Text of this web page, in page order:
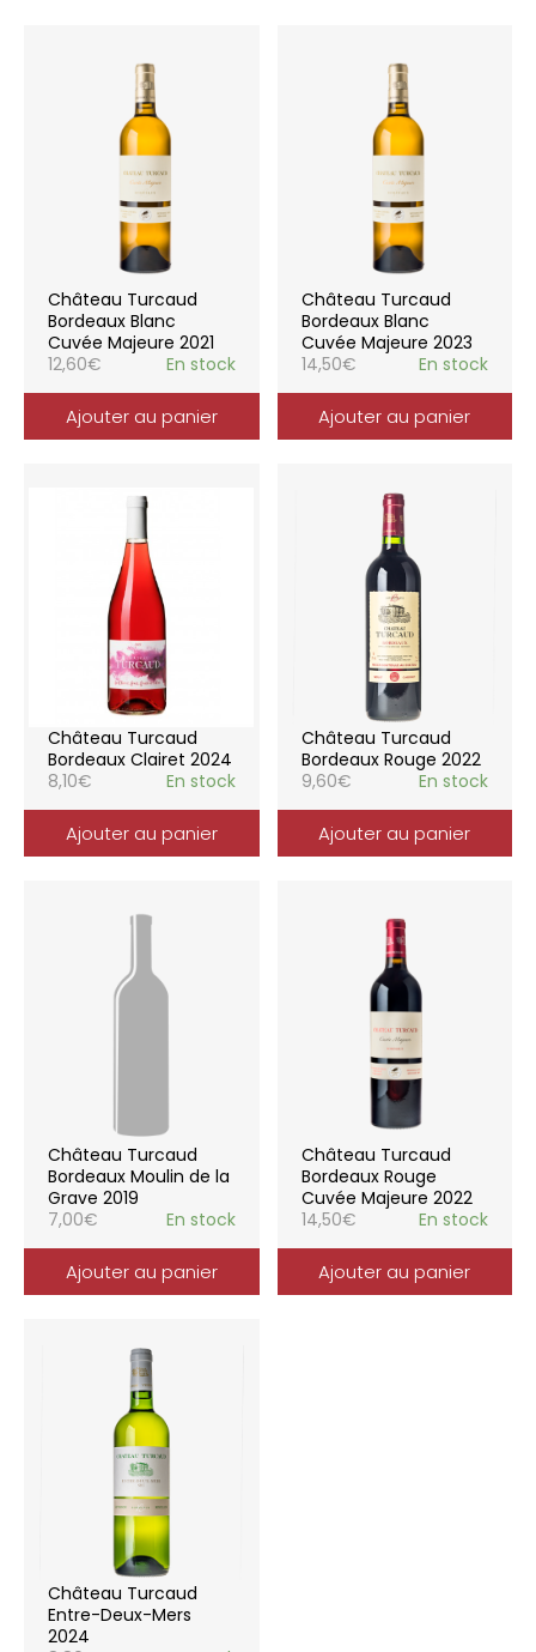
Château Turcaud
Bordeaux Blanc
Cuvée Majeure 2021
12,60€ En stock
Ajouter au panier
Château Turcaud
Bordeaux Blanc
Cuvée Majeure 2023
14,50€ En stock
Ajouter au panier
Château Turcaud
Bordeaux Clairet 2024
8,10€ En stock
Ajouter au panier
Château Turcaud
Bordeaux Rouge 2022
9,60€ En stock
Ajouter au panier
Château Turcaud
Bordeaux Moulin de la
Grave 2019
7,00€ En stock
Ajouter au panier
Château Turcaud
Bordeaux Rouge
Cuvée Majeure 2022
14,50€ En stock
Ajouter au panier
Château Turcaud
Entre-Deux-Mers
2024